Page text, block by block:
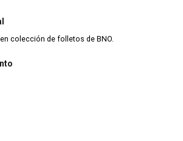
colección de folletos de BNO.